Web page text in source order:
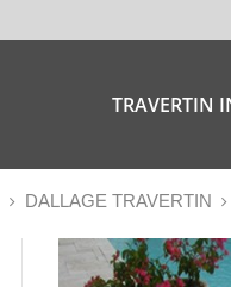
TRAVERTIN
DALLAGE TRAVERTIN